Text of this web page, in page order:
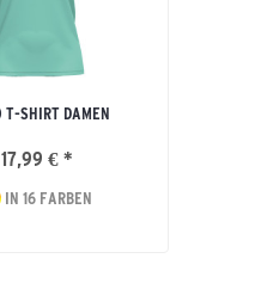
T-SHIRT DAMEN
17,99 € *
IN 16 FARBEN